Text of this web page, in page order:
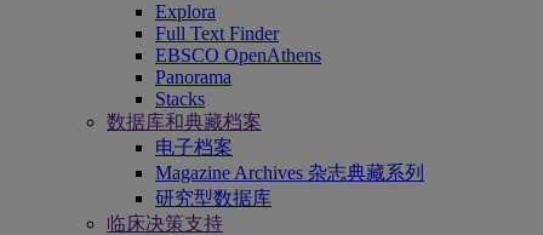
Explora
Full Text Finder
EBSCO OpenAthens
Panorama
Stacks
数据库和典藏档案
电子档案
Magazine Archives 杂志典藏系列
研究型数据库
临床决策支持